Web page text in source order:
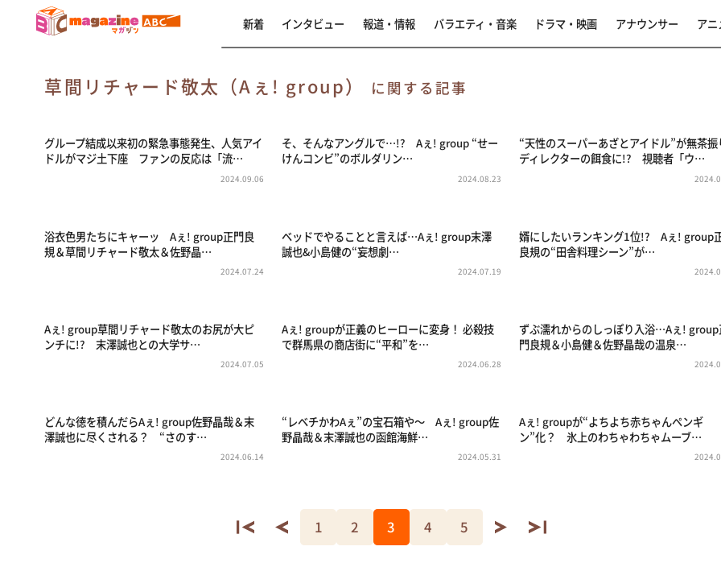
新着 インタビュー 報道・情報 バラエティ・音楽 ドラマ・映画 アナウンサー アニ
草間リチャード敬太（Aぇ! group） に関する記事
グループ結成以来初の緊急事態発生、人気アイ
ドルがマジ土下座 ファンの反応は「流…
2024.09.06
そ、そんなアングルで…!? Aぇ! group “せー
けんコンビ”のボルダリン…
2024.08.23
“天性のスーパーあざとアイドル”が無茶振
ディレクターの餌食に!? 視聴者「ウ…
浴衣色男たちにキャーッ Aぇ! group正門良
規＆草間リチャード敬太＆佐野晶…
2024.07.24
ベッドでやることと言えば…Aぇ! group末澤
誠也&小島健の“妄想劇…
2024.07.19
婿にしたいランキング1位!? Aぇ! group
良規の“田舎料理シーン”が…
Aぇ! group草間リチャード敬太のお尻が大ピ
ンチに!? 末澤誠也との大学サ…
2024.07.05
Aぇ! groupが正義のヒーローに変身！ 必殺技
で群馬県の商店街に“平和”を…
2024.06.28
ずぶ濡れからのしっぽり入浴…Aぇ! group
門良規＆小島健＆佐野晶哉の温泉…
どんな徳を積んだらAぇ! group佐野晶哉＆末
澤誠也に尽くされる？ “さのす…
2024.06.14
“レベチかわAぇ”の宝石箱や～ Aぇ! group佐
野晶哉＆末澤誠也の函館海鮮…
2024.05.31
Aぇ! groupが“よちよち赤ちゃんペンギ
ン”化？ 氷上のわちゃわちゃムーブ…
1 2 3 4 5